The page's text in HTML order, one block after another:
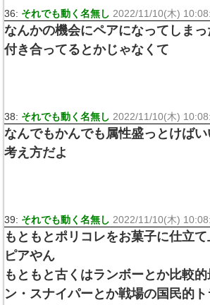
36: それでも動く名無し 2022/11/10(木)
なんかの機会にペアになってしまっ
付き合ってるとかじゃなくて
38: それでも動く名無し 2022/11/10(木)
なんでもかんでも属性盛っとけば
考え方だよ
39: それでも動く名無し 2022/11/10(木)
もともとポリコレをお菓子に仕立
ピアやん
もともと古くはランボーとか比較
ン・スナイパーとか戦場の国民的